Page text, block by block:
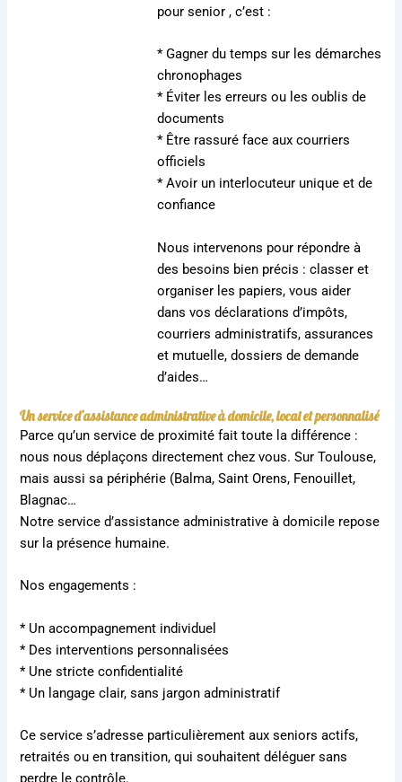
pour senior , c’est :
* Gagner du temps sur les démarches
chronophages
* Éviter les erreurs ou les oublis de
documents
* Être rassuré face aux courriers
officiels
* Avoir un interlocuteur unique et de
confiance
Nous intervenons pour répondre à
des besoins bien précis : classer et
organiser les papiers, vous aider
dans vos déclarations d’impôts,
courriers administratifs, assurances
et mutuelle, dossiers de demande
d’aides…
Un service d’assistance administrative à domicile, local et personnalisé
Parce qu’un service de proximité fait toute la différence :
nous nous déplaçons directement chez vous. Sur Toulouse,
mais aussi sa périphérie (Balma, Saint Orens, Fenouillet,
Blagnac…
Notre service d’assistance administrative à domicile repose
sur la présence humaine.
Nos engagements :
* Un accompagnement individuel
* Des interventions personnalisées
* Une stricte confidentialité
* Un langage clair, sans jargon administratif
Ce service s’adresse particulièrement aux seniors actifs,
retraités ou en transition, qui souhaitent déléguer sans
perdre le contrôle.